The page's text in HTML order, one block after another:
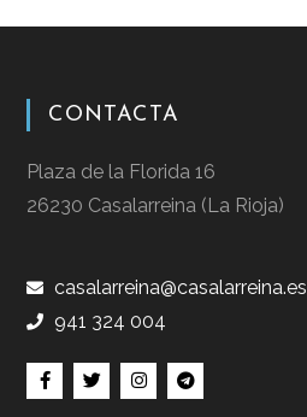
CONTACTA
Plaza de la Florida 16
26230 Casalarreina (La Rioja)
casalarreina@casalarreina.es
941 324 004